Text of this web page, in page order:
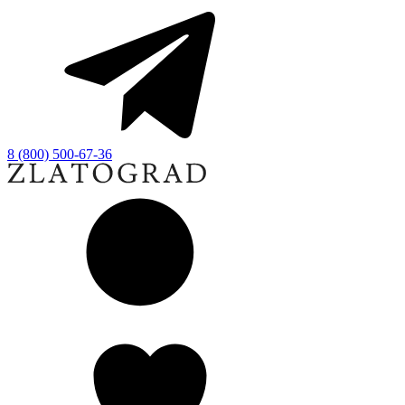
8 (800) 500-67-36